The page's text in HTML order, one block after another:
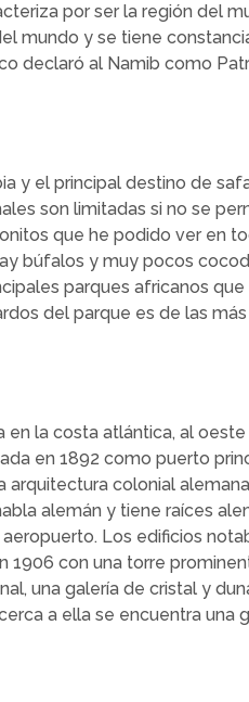
por ser la región del
mundo y se tiene
declaró al Namib como
y el principal destino de
son limitadas si no se
que he podido ver en
búfalos y muy pocos
parques africanos
del parque es de las
la costa atlántica, al
en 1892 como puerto
colonial
alemán y tiene raíces
Los edificios
1906 con una torre
una galería de cristal y
a ella se encuentra